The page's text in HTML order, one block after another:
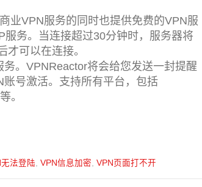
业VPN服务的同时也提供免费的VPN服
务。当连接超过30分钟时，服务器将
才可以在连接。
。VPNReactor将会给您发送一封提醒
号激活。支持所有平台，包括
。
法登陆 VPN信息加密 VPN页面打不开